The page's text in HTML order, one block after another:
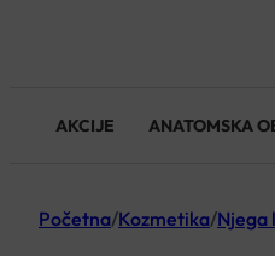
AKCIJE ANATOMSKA
Početna/Kozmetika/Njega